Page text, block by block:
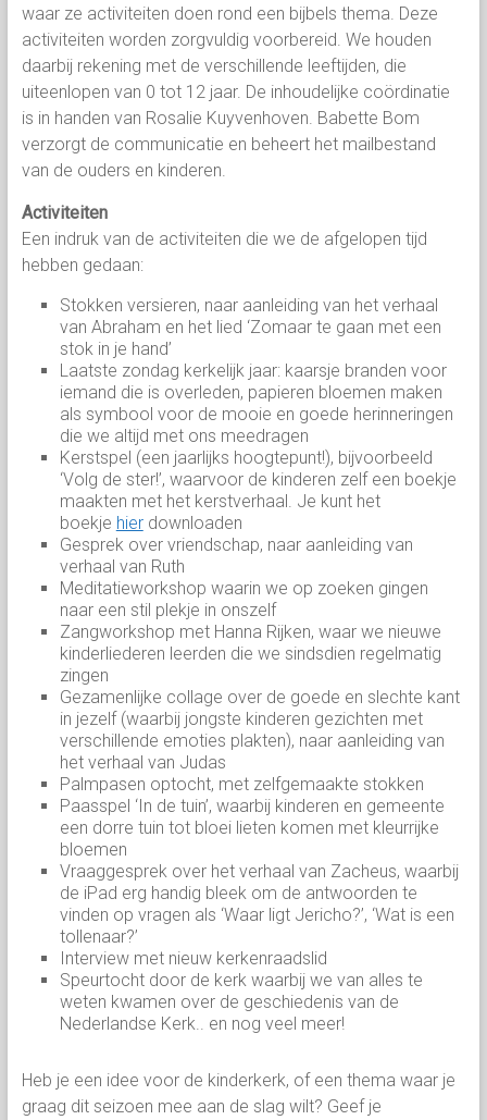
waar ze activiteiten doen rond een bijbels thema. Deze
activiteiten worden zorgvuldig voorbereid. We houden
daarbij rekening met de verschillende leeftijden, die
uiteenlopen van 0 tot 12 jaar. De inhoudelijke coördinatie
is in handen van Rosalie Kuyvenhoven. Babette Bom
verzorgt de communicatie en beheert het mailbestand
van de ouders en kinderen.
Activiteiten
Een indruk van de activiteiten die we de afgelopen tijd
hebben gedaan:
Stokken versieren, naar aanleiding van het verhaal
van Abraham en het lied ‘Zomaar te gaan met een
stok in je hand’
Laatste zondag kerkelijk jaar: kaarsje branden voor
iemand die is overleden, papieren bloemen maken
als symbool voor de mooie en goede herinneringen
die we altijd met ons meedragen
Kerstspel (een jaarlijks hoogtepunt!), bijvoorbeeld
‘Volg de ster!’, waarvoor de kinderen zelf een boekje
maakten met het kerstverhaal. Je kunt het
boekje hierdownloaden
Gesprek over vriendschap, naar aanleiding van
verhaal van Ruth
Meditatieworkshop waarin we op zoeken gingen
naar een stil plekje in onszelf
Zangworkshop met Hanna Rijken, waar we nieuwe
kinderliederen leerden die we sindsdien regelmatig
zingen
Gezamenlijke collage over de goede en slechte kant
in jezelf (waarbij jongste kinderen gezichten met
verschillende emoties plakten), naar aanleiding van
het verhaal van Judas
Palmpasen optocht, met zelfgemaakte stokken
Paasspel ‘In de tuin’, waarbij kinderen en gemeente
een dorre tuin tot bloei lieten komen met kleurrijke
bloemen
Vraaggesprek over het verhaal van Zacheus, waarbij
de iPad erg handig bleek om de antwoorden te
vinden op vragen als ‘Waar ligt Jericho?’, ‘Wat is een
tollenaar?’
Interview met nieuw kerkenraadslid
Speurtocht door de kerk waarbij we van alles te
weten kwamen over de geschiedenis van de
Nederlandse Kerk.. en nog veel meer!
Heb je een idee voor de kinderkerk, of een thema waar je
graag dit seizoen mee aan de slag wilt? Geef je